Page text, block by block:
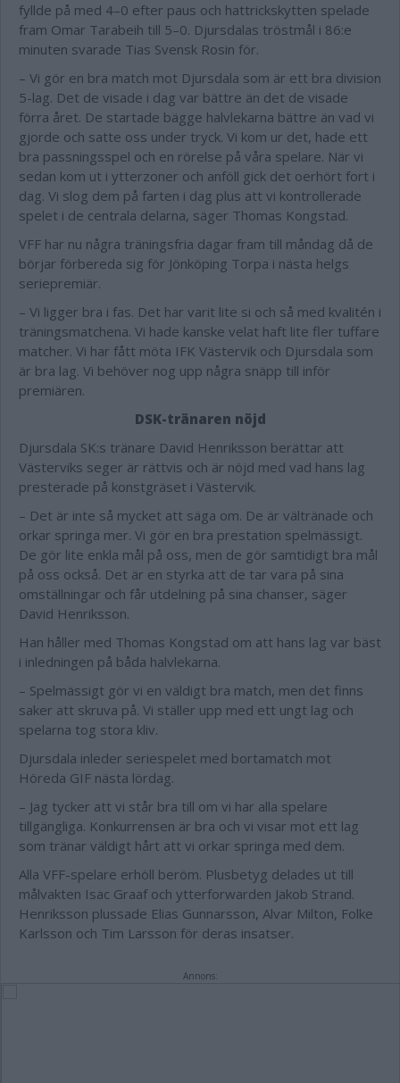
fyllde på med 4–0 efter paus och hattrickskytten spelade
fram Omar Tarabeih till 5–0. Djursdalas tröstmål i 86:e
minuten svarade Tias Svensk Rosin för.
– Vi gör en bra match mot Djursdala som är ett bra division
5-lag. Det de visade i dag var bättre än det de visade
förra året. De startade bägge halvlekarna bättre än vad vi
gjorde och satte oss under tryck. Vi kom ur det, hade ett
bra passningsspel och en rörelse på våra spelare. När vi
sedan kom ut i ytterzoner och anföll gick det oerhört fort i
dag. Vi slog dem på farten i dag plus att vi kontrollerade
spelet i de centrala delarna, säger Thomas Kongstad.
VFF har nu några träningsfria dagar fram till måndag då de
börjar förbereda sig för Jönköping Torpa i nästa helgs
seriepremiär.
– Vi ligger bra i fas. Det har varit lite si och så med kvalitén i
träningsmatchena. Vi hade kanske velat haft lite fler tuffare
matcher. Vi har fått möta IFK Västervik och Djursdala som
är bra lag. Vi behöver nog upp några snäpp till inför
premiären.
DSK-tränaren nöjd
Djursdala SK:s tränare David Henriksson berättar att
Västerviks seger är rättvis och är nöjd med vad hans lag
presterade på konstgräset i Västervik.
– Det är inte så mycket att säga om. De är vältränade och
orkar springa mer. Vi gör en bra prestation spelmässigt.
De gör lite enkla mål på oss, men de gör samtidigt bra mål
på oss också. Det är en styrka att de tar vara på sina
omställningar och får utdelning på sina chanser, säger
David Henriksson.
Han håller med Thomas Kongstad om att hans lag var bäst
i inledningen på båda halvlekarna.
– Spelmässigt gör vi en väldigt bra match, men det finns
saker att skruva på. Vi ställer upp med ett ungt lag och
spelarna tog stora kliv.
Djursdala inleder seriespelet med bortamatch mot
Höreda GIF nästa lördag.
– Jag tycker att vi står bra till om vi har alla spelare
tillgängliga. Konkurrensen är bra och vi visar mot ett lag
som tränar väldigt hårt att vi orkar springa med dem.
Alla VFF-spelare erhöll beröm. Plusbetyg delades ut till
målvakten Isac Graaf och ytterforwarden Jakob Strand.
Henriksson plussade Elias Gunnarsson, Alvar Milton, Folke
Karlsson och Tim Larsson för deras insatser.
Annons: